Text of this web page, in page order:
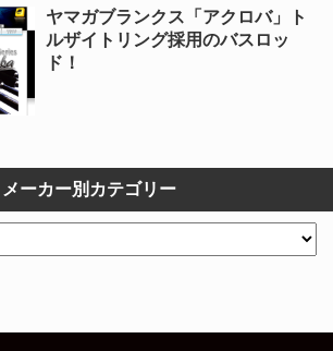
ヤマガブランクス「アクロバ」ト
ルザイトリング採用のバスロッ
ド！
メーカー別カテゴリー